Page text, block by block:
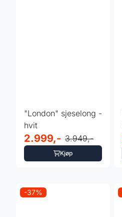
"London" sjeselong -
hvit
2.999,- 3.949,-
Kjøp
-37%